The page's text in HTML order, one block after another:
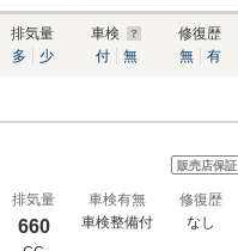
排気量
多
少
車検
付
無
修復歴
無
有
販売店保証
排気量
660
車検有無
車検整備付
修復歴
なし